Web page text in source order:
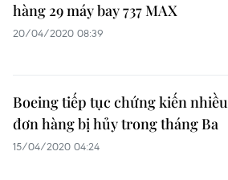
hàng 29 máy bay 737 MAX
20/04/2020 08:39
Boeing tiếp tục chứng kiến nhiều
đơn hàng bị hủy trong tháng Ba
15/04/2020 04:24